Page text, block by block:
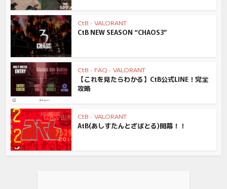
CtB • VALORANT
CtB NEW SEASON “CHAOS3”
CtB • FAQ • VALORANT
【これを見たらわかる】CtB公式LINE！完全
攻略
CtB • VALORANT
AtB(あしすたんとざばとる)開幕！！